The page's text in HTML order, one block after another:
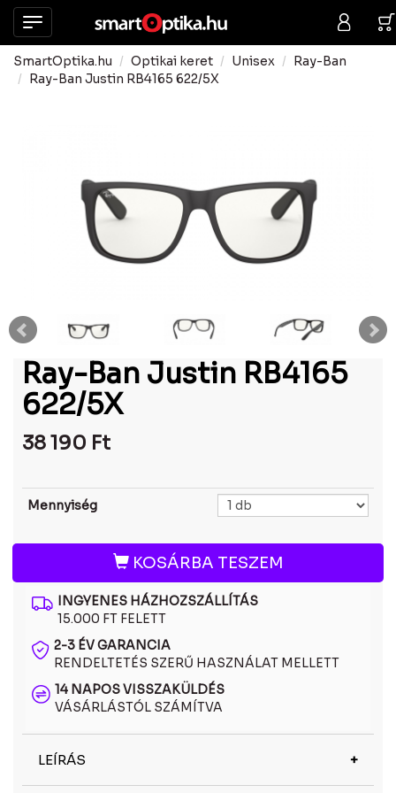
SmartOptika.hu Optikai keret Unisex
Ray-Ban
Ray-Ban Justin RB4165 622/5X
Ray-Ban Justin RB4165
622/5X
38 190 Ft
Mennyiség
KOSÁRBA TESZEM
INGYENES HÁZHOZSZÁLLÍTÁS
15.000 FT FELETT
2-3 ÉV GARANCIA
RENDELTETÉS SZERŰ HASZNÁLAT MELLETT
14 NAPOS VISSZAKÜLDÉS
VÁSÁRLÁSTÓL SZÁMÍTVA
LEÍRÁS